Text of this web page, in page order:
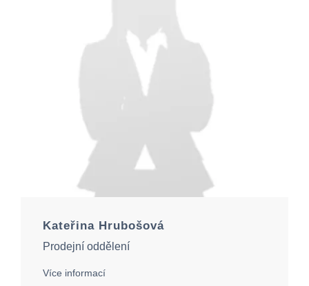
Kateřina Hrubošová
Prodejní oddělení
Více informací